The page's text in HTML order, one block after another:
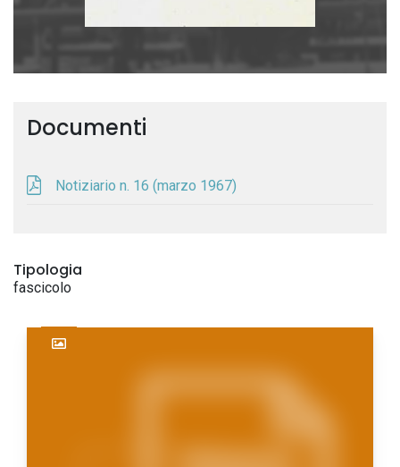
Documenti
Notiziario n. 16 (marzo 1967)
Tipologia
fascicolo